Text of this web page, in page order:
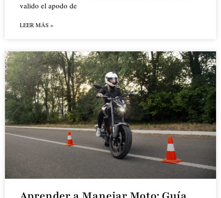
valido el apodo de
LEER MÁS »